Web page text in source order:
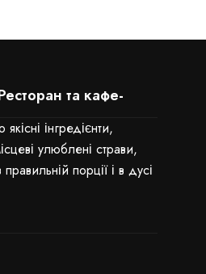
та кафе-
інгредієнти,
улюблені страви,
порції і в дусі